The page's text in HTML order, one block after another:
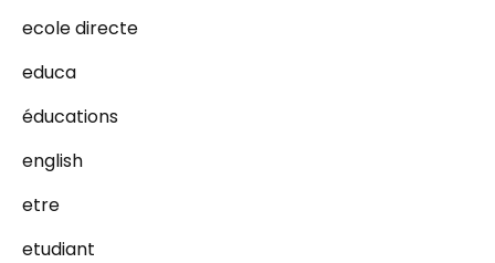
ecole directe
educa
éducations
english
etre
etudiant